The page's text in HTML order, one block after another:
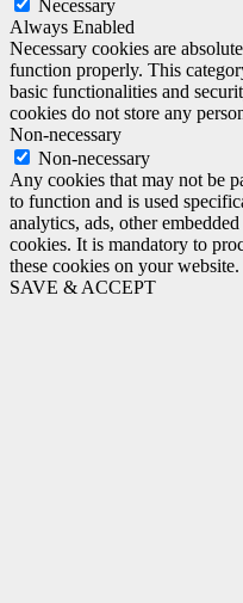
Necessary
Always Enabled
Necessary cookies are
function properly. This
basic functionalities and
cookies do not store any
Non-necessary
Non-necessary
Any cookies that may not be
to function and is used
analytics, ads, other
cookies. It is mandatory to
these cookies on your website.
SAVE & ACCEPT